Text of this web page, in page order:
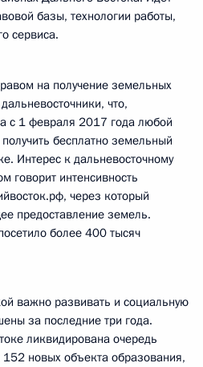
базы, технологии работы,
сервиса.
на получение земельных
что,
с 1 февраля 2017 года любой
бесплатно земельный
Интерес к дальневосточному
говорит интенсивность
через который
предоставление земель.
более 400 тысяч
важно развивать и социальную
за последние три года.
ликвидирована очередь
152 новых объекта образования,